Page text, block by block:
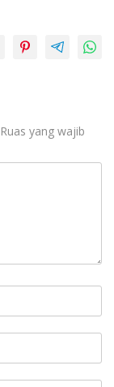
Ruas yang wajib